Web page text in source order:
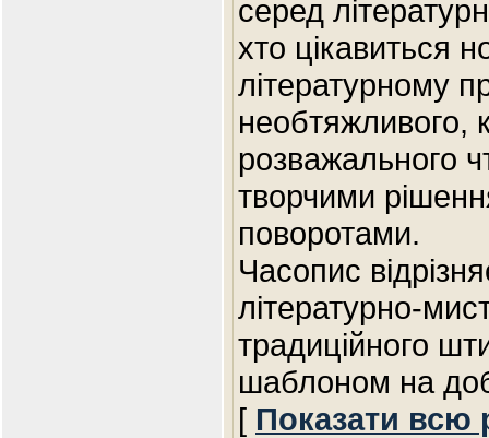
серед
хто цікавиться
літературному
необтяжливого,
розважального
творчими
поворотами.
Часопис
літературно-
традиційного
шаблоном на
[ Показати всю